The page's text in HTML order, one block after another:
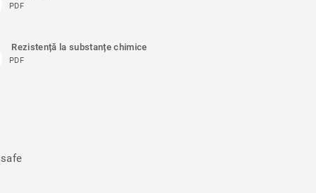
PDF
Rezistență la substanțe chimice
PDF